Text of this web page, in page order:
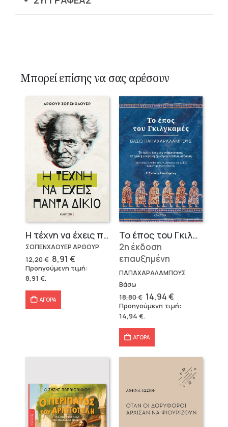
Μπορεί επίσης να σας αρέσουν
Η τέχνη να έχεις πάντα δίκιο – Άρθουρ Σοπενχάουερ
ΣΟΠΕΝΧΑΟΥΕΡ ΑΡΘΟΥΡ
12,20€ Original
price
was:
8,91 €Η
τρέχουσα
τιμή
Προηγούμενη τιμή:
8,91 €.
ΑΓΟΡΑ
Το έπος του Γκιλγκαμές
2η έκδοση
επαυξημένη
ΠΑΠΑΧΑΡΑΛΑΜΠΟΥΣ
Βάσω
18,80€ Original
price
was:
18,80 €.
14,94€Η
τρέχουσα
τιμή
Προηγούμενη τιμή:
14,94 €.
ΑΓΟΡΑ